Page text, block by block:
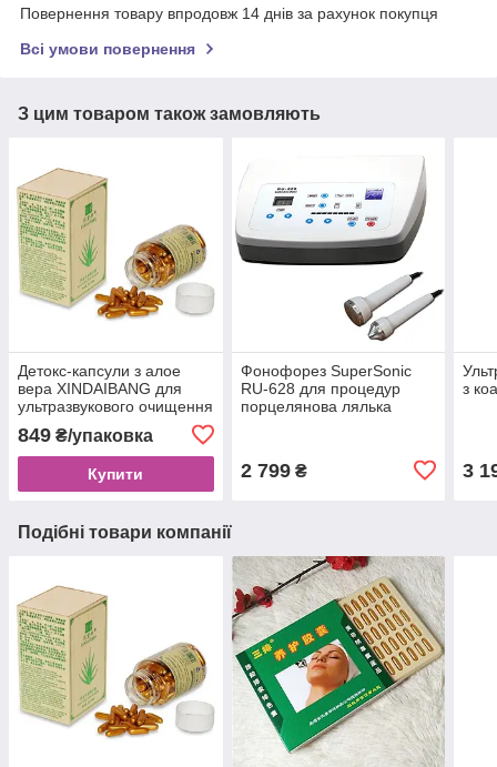
Повернення товару впродовж 14 днів за рахунок покупця
Всі умови повернення
З цим товаром також замовляють
Детокс-капсули з алое
вера XINDAIBANG для
ультразвукового очищення
(100 шт.)
849 ₴/упаковка
Купити
Фонофорез SuperSonic
RU-628 для процедур
порцелянова лялька
2 799₴
з
3
Подібні товари компанії